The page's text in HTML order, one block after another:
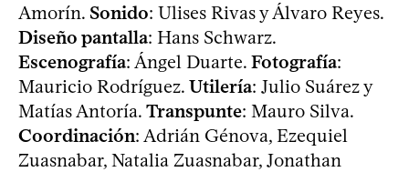
Amorín. Sonido: Ulises Rivas y Álvaro Reyes.
Diseño pantalla: Hans Schwarz.
Escenografía: Ángel Duarte. Fotografía:
Mauricio Rodríguez. Utilería: Julio Suárez y
Matías Antoría. Transpunte: Mauro Silva.
Coordinación: Adrián Génova, Ezequiel
Zuasnabar, Natalia Zuasnabar, Jonathan